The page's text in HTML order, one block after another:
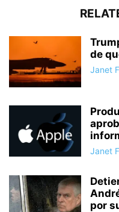
de
Janet
Janet
por